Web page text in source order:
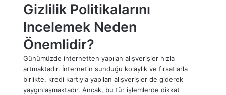
Gizlilik Politikalarını
Incelemek Neden
Önemlidir?
Günümüzde internetten yapılan alışverişler hızla
artmaktadır. İnternetin sunduğu kolaylık ve fırsatlarla
birlikte, kredi kartıyla yapılan alışverişler de giderek
yaygınlaşmaktadır. Ancak, bu tür işlemlerde dikkat